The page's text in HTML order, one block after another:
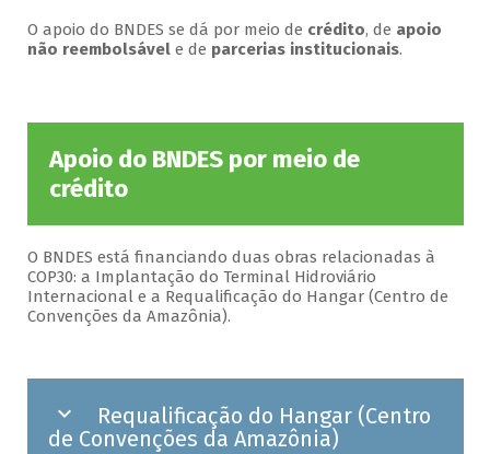
O apoio do BNDES se dá por meio de crédito, de apoio
não reembolsávele de parcerias institucionais.
Apoio do BNDES por meio de
crédito
O BNDES está financiando duas obras relacionadas à
COP30: a Implantação do Terminal Hidroviário
Internacional e a Requalificação do Hangar (Centro de
Convenções da Amazônia).
Requalificação do Hangar (Centro
de Convenções da Amazônia)